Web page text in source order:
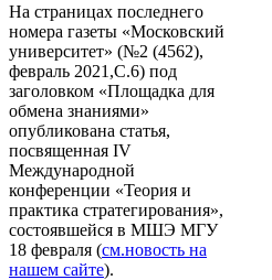
На страницах последнего
номера газеты «Московский
университет» (№2 (4562),
февраль 2021,С.6) под
заголовком «Площадка для
обмена знаниями»
опубликована статья,
посвященная IV
Международной
конференции «Теория и
практика стратегирования»,
состоявшейся в МШЭ МГУ
18 февраля (см.новость на
нашем сайте).